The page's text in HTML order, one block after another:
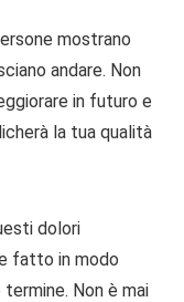
mostrano
andare. Non
in futuro e
la tua qualità
dolori
fatto in modo
Non è mai